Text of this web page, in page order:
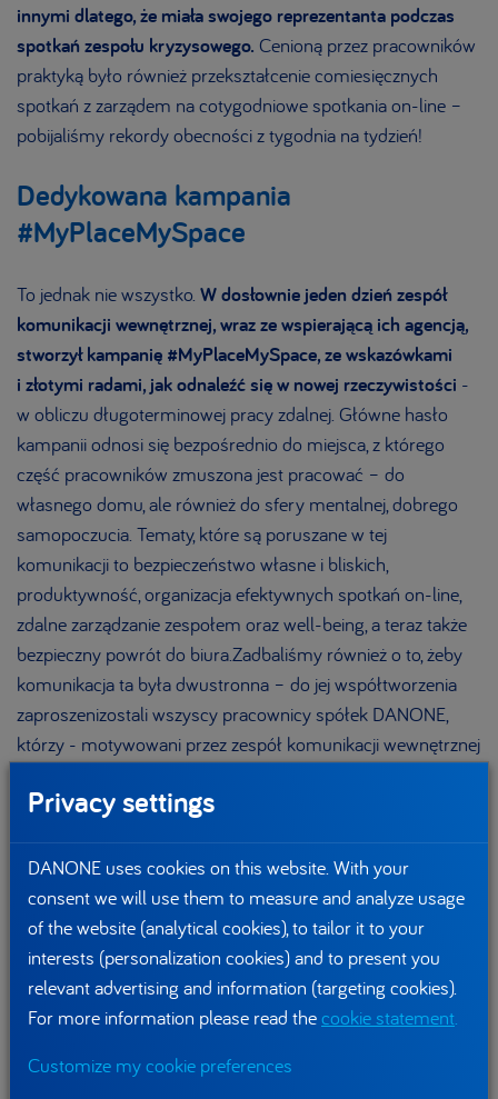
innymi dlatego, że miała swojego reprezentanta podczas
spotkań zespołu kryzysowego. Cenioną przez pracowników
praktyką było również przekształcenie comiesięcznych
spotkań z zarządem na cotygodniowe spotkania on-line –
pobijaliśmy rekordy obecności z tygodnia na tydzień!
Dedykowana kampania
#MyPlaceMySpace
To jednak nie wszystko. W dosłownie jeden dzień zespół
komunikacji wewnętrznej, wraz ze wspierającą ich agencją,
stworzył kampanię #MyPlaceMySpace, ze wskazówkami
i złotymi radami, jak odnaleźćsię w nowej rzeczywistości -
w obliczu długoterminowej pracy zdalnej. Główne hasło
kampanii odnosi się bezpośrednio do miejsca, z którego
część pracowników zmuszona jest pracować – do
własnego domu, ale również do sfery mentalnej, dobrego
samopoczucia. Tematy, które są poruszane w tej
komunikacji to bezpieczeństwo własne i bliskich,
produktywność, organizacja efektywnych spotkań on-line,
zdalne zarządzanie zespołem oraz well-being, a teraz także
bezpieczny powrót do biura.Zadbaliśmy również o to, żeby
komunikacja ta była dwustronna – do jej współtworzenia
zaproszenizostali wszyscy pracownicy spółek DANONE,
którzy - motywowani przez zespół komunikacji wewnętrznej
obecnie generujemy w firmie 2x więcej postóww naszych
firmowych social mediach. Z drugiej strony, obserwujemy
większe zainteresowanie oraz zaangażowanie – pracownicy
regularnie odwiedzają dedykowaną tematyce COVID-19
zakładkę w intranecie, a posty na Workplace generują więcej
komentarzy i lajków. To potwierdza, że
kanały społecznościowe stały się źródłem informacji, do tej
Privacy settings
DANONE uses cookies on this website. With your
consent we will use them to measure and analyze usage
of the website (analytical cookies), to tailor it to your
interests (personalization cookies) and to present you
relevant advertising and information (targeting cookies).
For more information please read thecookie statement.
Customize my cookie preferences